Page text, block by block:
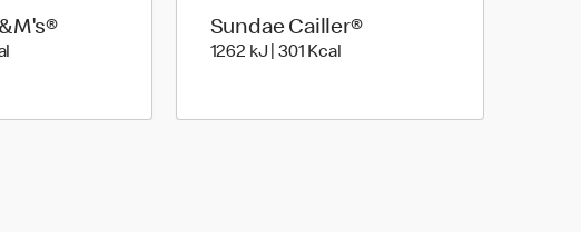
1610 kiloJoule | 382 kilo calories
Sundae Cailler®
1262 kJ | 301 Kcal1262 kiloJoule | 301 kilo